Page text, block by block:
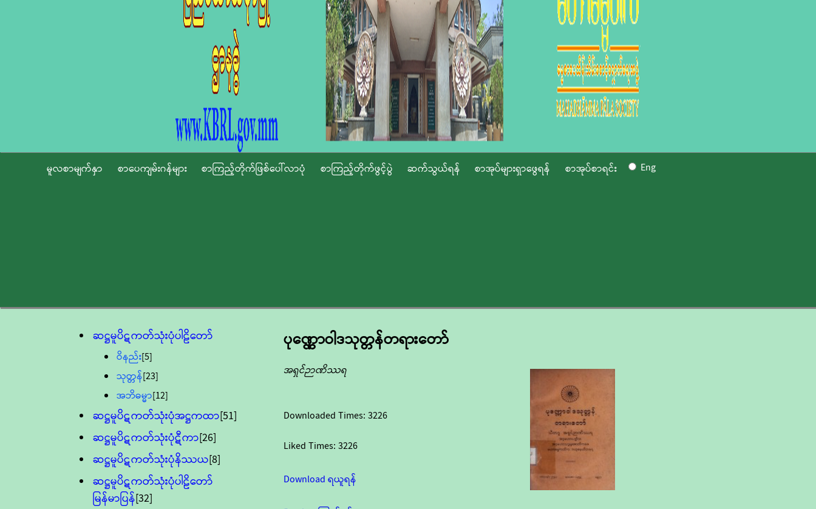
မူလစာမျက်နှာ စာပေကျမ်းဂန်များ စာကြည့်တိုက်ဖြစ်ပေါ်လာပုံ စာကြည့်တိုက်ဖွင့်ပွဲ ဆက်သွယ်ရန် စာအုပ်များရှာဖွေရန် စာအုပ်စာရင်း Eng
ဆဋ္ဌမူပိဋကတ်သုံးပုံပါဠိတော်
ဝိနည်း[5]
သုတ္တန်[23]
အဘိဓမ္မာ[12]
ဆဋ္ဌမူပိဋကတ်သုံးပုံအဋ္ဌကထာ[51]
ဆဋ္ဌမူပိဋကတ်သုံးပုံဋီကာ[26]
ဆဋ္ဌမူပိဋကတ်သုံးပုံနိဿယ[8]
ဆဋ္ဌမူပိဋကတ်သုံးပုံပါဠိတော်
မြန်မာပြန်[32]
ပုဏ္ဏောဝါဒသုတ္တန်တရားတော်
အရှင်ဉာဏိဿရ
Downloaded Times: 3226
Liked Times: 3226
Download ရယူရန်